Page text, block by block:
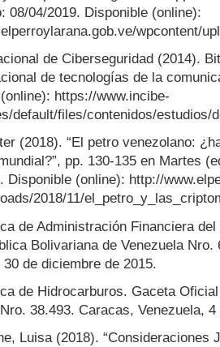
08/04/2019. Disponible (online):
wpcontent/
de Ciberseguridad (2014).
de tecnologías de la
https://www.incibe-
default/files/contenidos/estudios/
(2018). “El petro venezolano:
pp. 130-135 en Martes
Disponible (online): http://
2018/11/
de Administración Financiera
Bolivariana de Venezuela
30 de diciembre de 2015.
de Hidrocarburos. Gaceta
38.493. Caracas, Venezuela,
Luisa (2018).